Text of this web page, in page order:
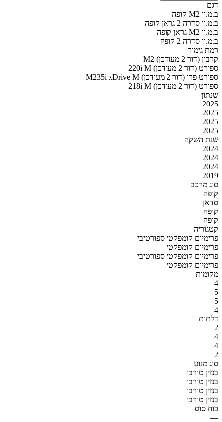
דגם
ב.מ.וו M2 קופה
ב.מ.וו סדרה 2 גראן קופה
ב.מ.וו M2 גראן קופה
ב.מ.וו סדרה 2 קופה
רמת גימור
M2 קרבון (דור 2 מעודכן)
220i M ספורט (דור 2 מעודכן)
M235i xDrive M ספורט פרו (דור 2 מעודכן)
218i M ספורט (דור 2 מעודכן)
שנתון
2025
2025
2025
2025
שנת השקה
2024
2024
2024
2019
סוג מרכב
קופה
סדאן
קופה
קופה
קטגוריה
פרימיום קומפקטי ספורטיבי
פרימיום קומפקטי
פרימיום קומפקטי ספורטיבי
פרימיום קומפקטי
מקומות
4
5
5
4
דלתות
2
4
4
2
סוג מנוע
בנזין טורבו
בנזין טורבו
בנזין טורבו
בנזין טורבו
כוח סוס
—